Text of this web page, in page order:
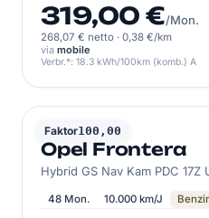
319,00 €/Mon.
268,07 € netto · 0,38 €/km
via mobile
Verbr.*: 18.3 kWh/100km (komb.) A
Faktor100,00
OPEL
Opel Frontera
48 Mon. 10.000 km/J